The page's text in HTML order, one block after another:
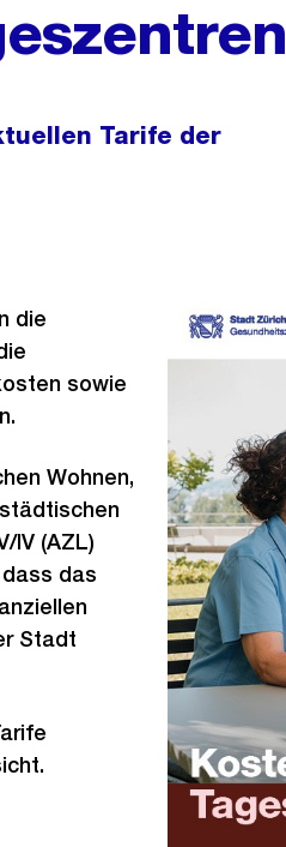
Tarife der
die
sowie
Wohnen,
IV (AZL)
das
Stadt